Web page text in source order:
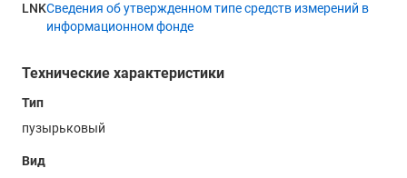
Купить строительный уровень Анток УС-II-800П, а также
помощью формы обратной связи или онлайн-консультанта.
LNKСведения об утвержденном типе средств измерений в
информационном фонде
Технические характеристики
Тип
пузырьковый
Вид